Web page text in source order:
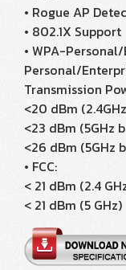
• Rogue AP
• 802.1X Support
• WPA-
Personal/
Transmission
<20 dBm
<23 dBm (5GHz
<26 dBm (5GHz
• FCC:
< 21 dBm (2.4
< 21 dBm (5 GHz)